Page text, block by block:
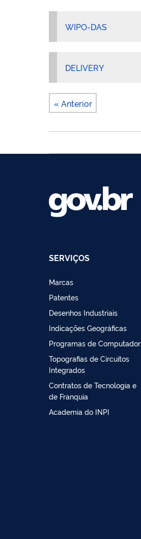
WIPO-DAS
DELIVERY
« Anterior
SERVIÇOS
Marcas
Patentes
Desenhos Industriais
Indicações Geográficas
Programas de Computador
Topografias de Circuitos
Integrados
Contratos de Tecnologia e
de Franquia
Academia do INPI